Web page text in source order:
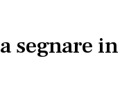
segnare in